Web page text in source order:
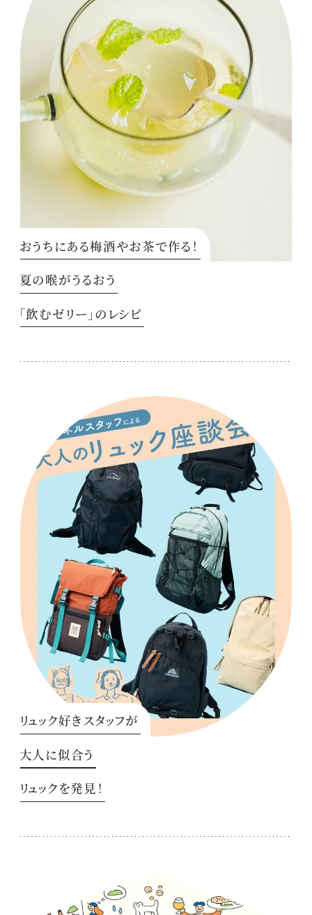
おうちにある梅酒やお茶で作る！
夏の喉がうるおう
「飲むゼリー」のレシピ
リュック好きスタッフが
大人に似合う
リュックを発見！